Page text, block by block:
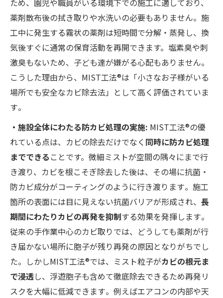
ため、園児や職員がいる環境下での施工に適しており、
薬剤散布後の拭き取りや水洗いの必要もありません。施
工中に発生する霧状の薬剤は短時間で分解・蒸発し、換
気後すぐに通常の保育活動を再開できます。塩素臭や刺
激臭もないため、子ども達が嫌がる心配もありません。
こうした理由から、MIST工法®は「小さなお子様がいる
場所でも安全なカビ除去法」として高く評価されていま
す​。
・施設全体にわたる防カビ処理の実施: MIST工法®の優
れている点は、カビの除去だけでなく 同時に防カビ処理
までできる ことです。微細ミストが空間の隅々にまで行
き渡り、カビを根こそぎ除去した後は、その場に抗菌・
防カビ成分がコーティングのように行き渡ります​。施工
箇所の表面には目に見えない抗菌バリアが形成され、 長
期間にわたりカビの再発を抑制する効果を発揮します​。
従来の手作業中心のカビ取りでは、どうしても薬剤が行
き届かない場所に胞子が残り再発の原因となりがちでし
た。しかしMIST工法®では、ミスト粒子がカビの根元ま
で浸透し、浮遊胞子も含めて徹底除去できるため再発リ
スクを大幅に低減できます​。例えばエアコンの内部や天